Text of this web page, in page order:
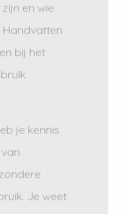
en wie
Handvatten
bij het
je kennis
Je weet